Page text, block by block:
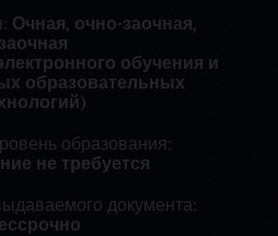
Очная, очно-заочная,
заочная
обучения и
образовательных
образования:
не требуется
документа: